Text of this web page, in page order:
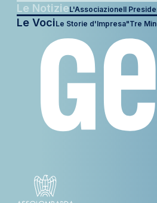
Le NotizieL'AssociazioneIl
Le VociLe Storie d'Impresa"Tre